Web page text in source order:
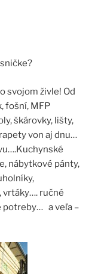
svojom živle! Od
fošní, MFP
škárovky, lišty,
von aj dnu…
nábytkové pánty,
vrtáky…. ručné
potreby… a veľa –